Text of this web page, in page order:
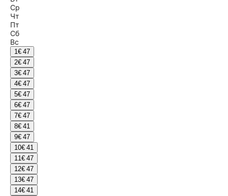
Ср
Чт
Пт
Сб
Вс
1€ 47
2€ 47
3€ 47
4€ 47
5€ 47
6€ 47
7€ 47
8€ 41
9€ 47
10€ 41
11€ 47
12€ 47
13€ 47
14€ 41